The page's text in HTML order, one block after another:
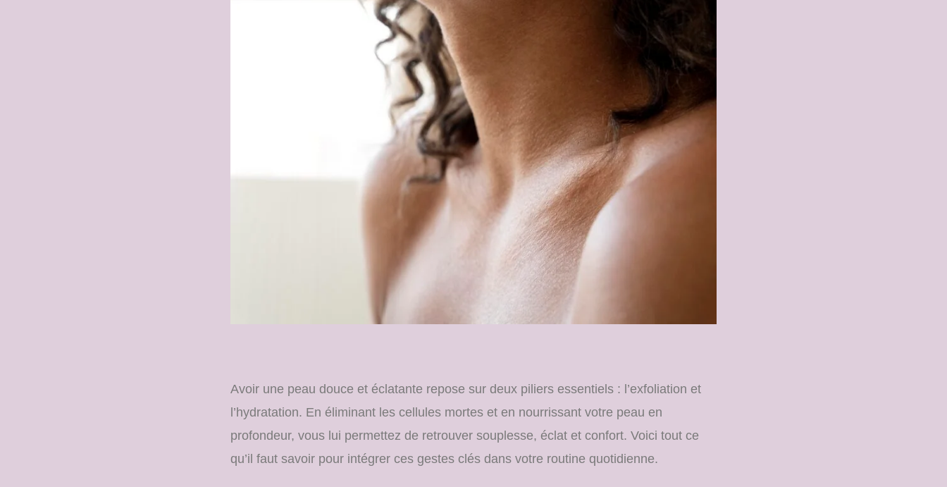
Avoir une peau douce et éclatante repose sur deux piliers essentiels : l’exfoliation et
l’hydratation. En éliminant les cellules mortes et en nourrissant votre peau en
profondeur, vous lui permettez de retrouver souplesse, éclat et confort. Voici tout ce
qu’il faut savoir pour intégrer ces gestes clés dans votre routine quotidienne.